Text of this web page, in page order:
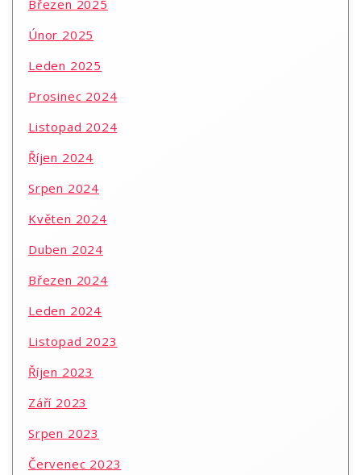
Březen 2025
Únor 2025
Leden 2025
Prosinec 2024
Listopad 2024
Říjen 2024
Srpen 2024
Květen 2024
Duben 2024
Březen 2024
Leden 2024
Listopad 2023
Říjen 2023
Září 2023
Srpen 2023
Červenec 2023